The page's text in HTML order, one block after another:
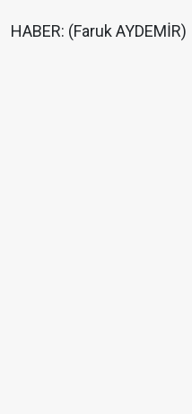
HABER: (Faruk AYDEMİR)